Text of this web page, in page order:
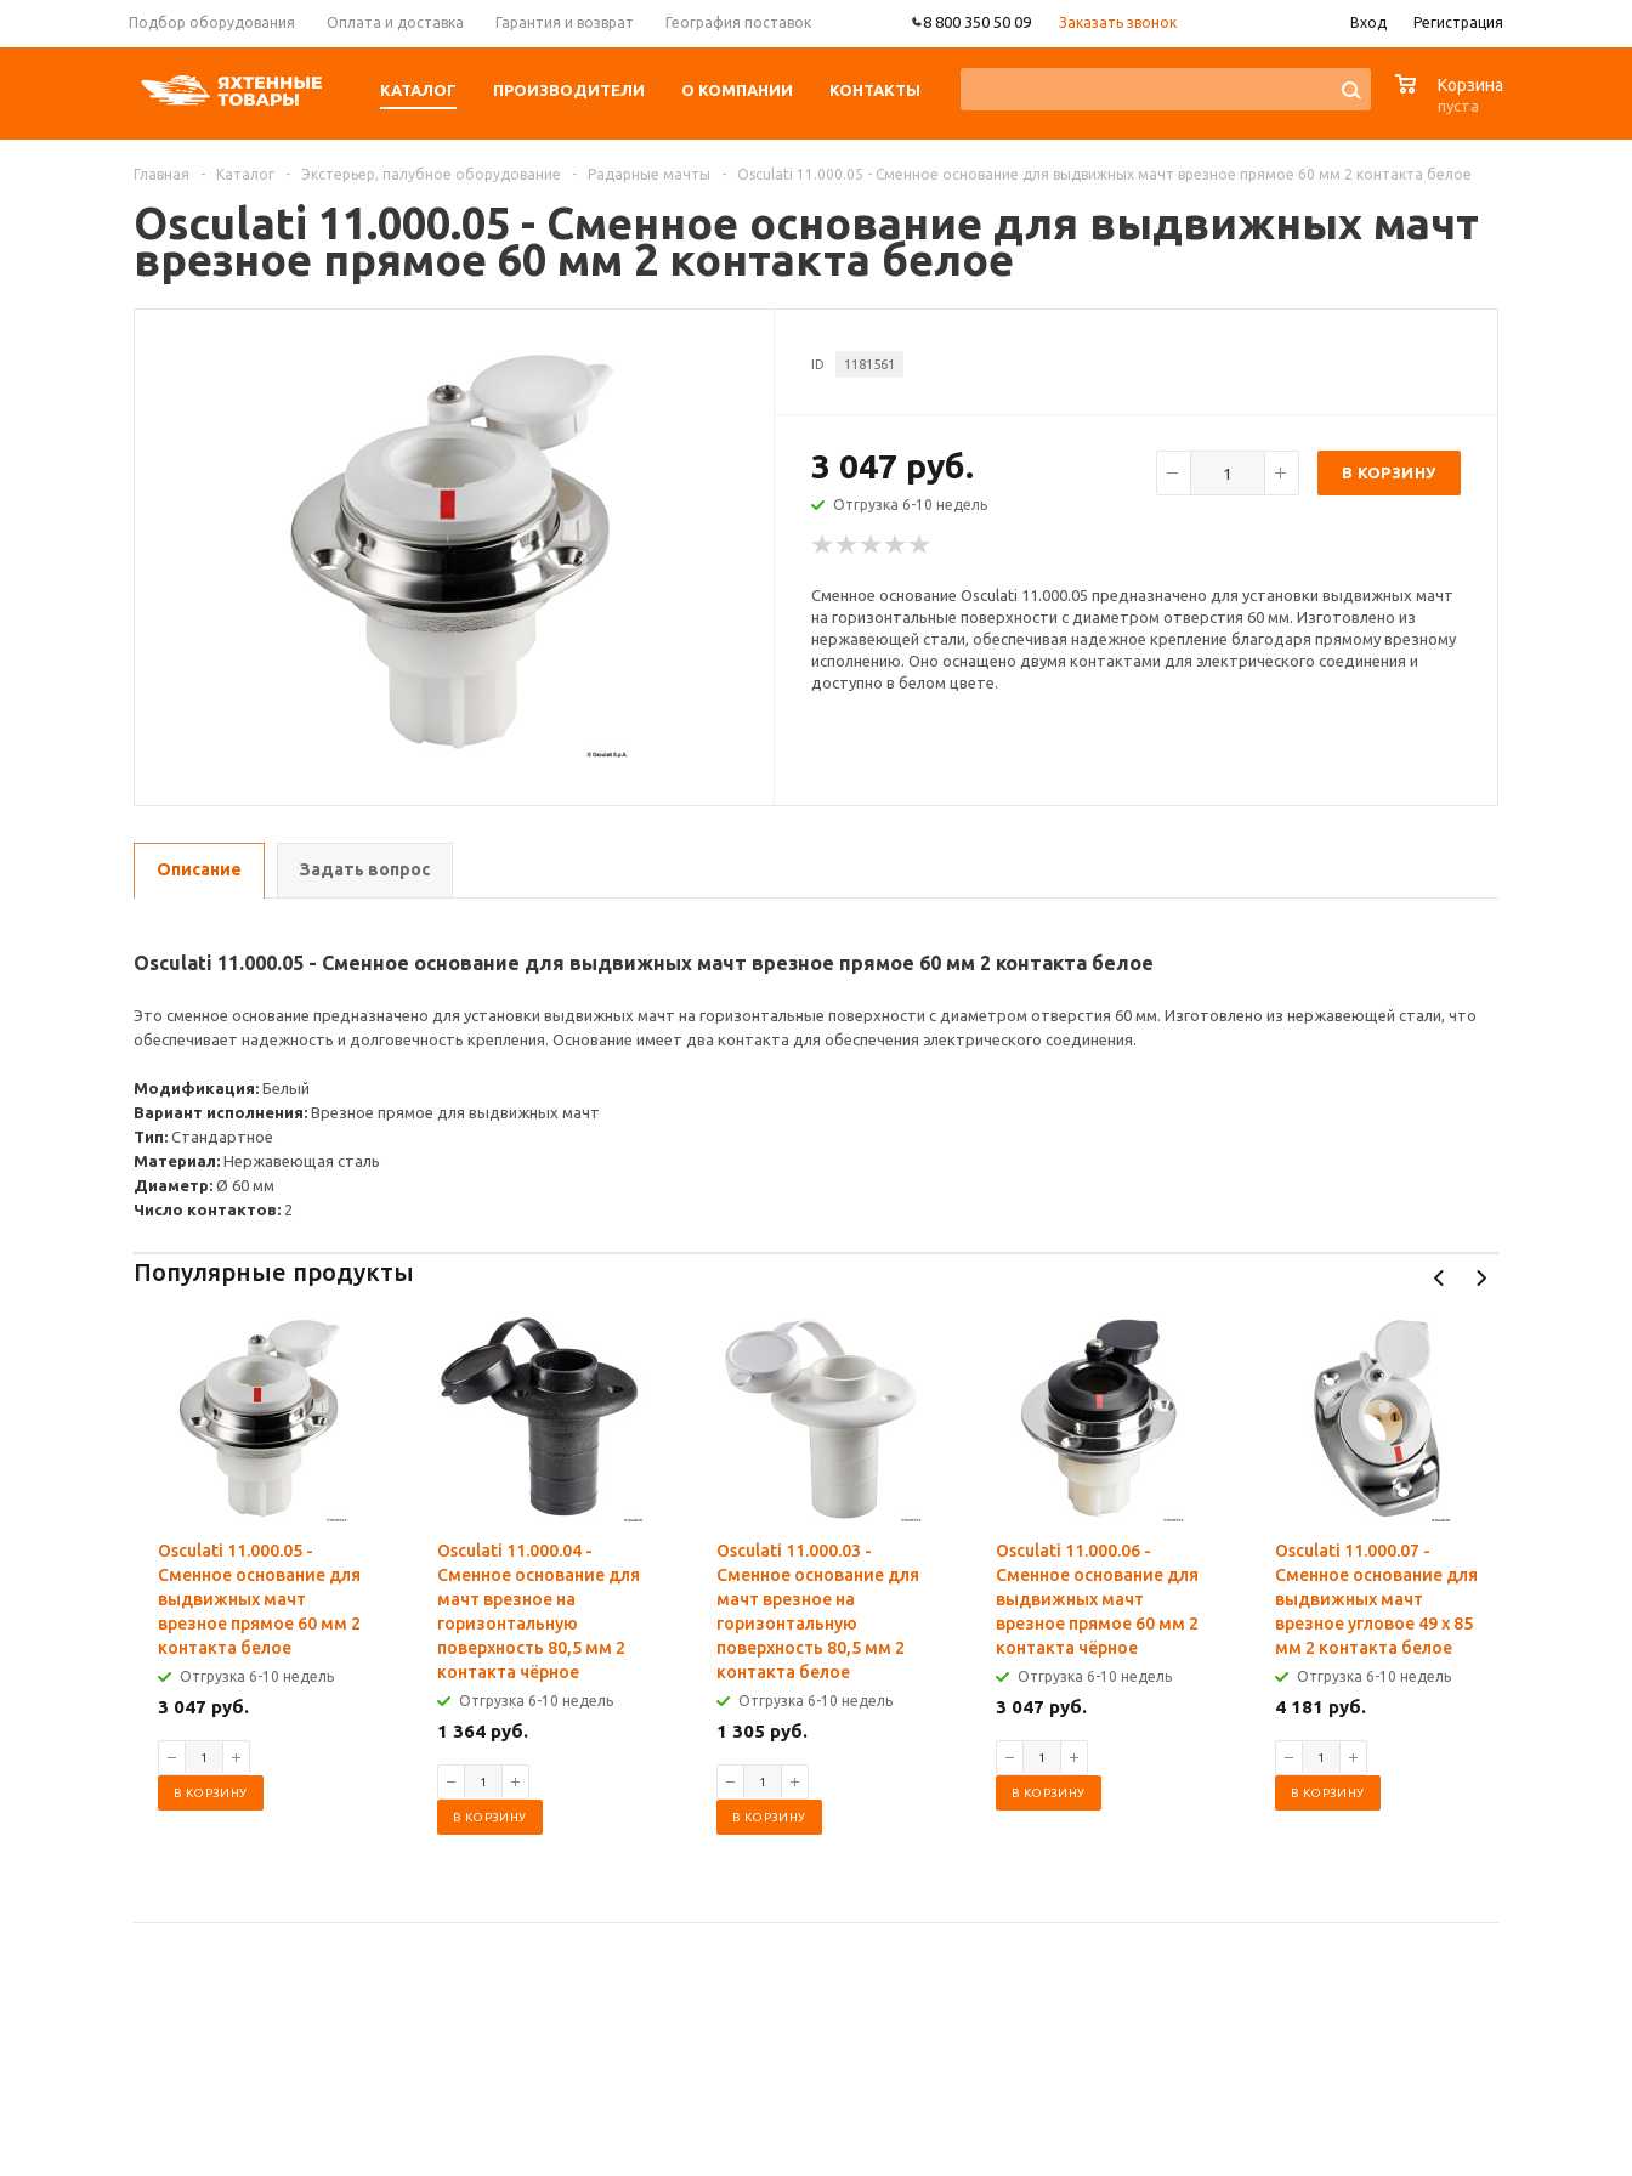
Подбор оборудования Оплата и доставка Гарантия и возврат География поставок 8 800 350 50 09 Заказать звонок Вход Регистрация
КАТАЛОГ ПРОИЗВОДИТЕЛИ О КОМПАНИИ КОНТАКТЫ Корзина
пуста
Главная - Каталог - Экстерьер, палубное оборудование - Радарные мачты - Osculati 11.000.05 - Сменное основание для выдвижных мачт врезное прямое 60 мм 2 контакта белое
Osculati 11.000.05 - Сменное основание для выдвижных мачт
врезное прямое 60 мм 2 контакта белое
ID 1181561
3 047 руб.
Отгрузка 6-10 недель
В КОРЗИНУ
Сменное основание Osculati 11.000.05 предназначено для установки выдвижных мачт
на горизонтальные поверхности с диаметром отверстия 60 мм. Изготовлено из
нержавеющей стали, обеспечивая надежное крепление благодаря прямому врезному
исполнению. Оно оснащено двумя контактами для электрического соединения и
доступно в белом цвете.
Описание Задать вопрос
Osculati 11.000.05 - Сменное основание для выдвижных мачт врезное прямое 60 мм 2 контакта белое
Это сменное основание предназначено для установки выдвижных мачт на горизонтальные поверхности с диаметром отверстия 60 мм. Изготовлено из нержавеющей стали, что
обеспечивает надежность и долговечность крепления. Основание имеет два контакта для обеспечения электрического соединения.
Модификация: Белый
Вариант исполнения: Врезное прямое для выдвижных мачт
Тип: Стандартное
Материал: Нержавеющая сталь
Диаметр: Ø 60 мм
Число контактов: 2
Популярные продукты
Osculati 11.000.05 -
Сменное основание для
выдвижных мачт
врезное прямое 60 мм 2
контакта белое
Отгрузка 6-10 недель
3 047 руб.
В КОРЗИНУ
Osculati 11.000.04 -
Сменное основание для
мачт врезное на
горизонтальную
поверхность 80,5 мм 2
контакта чёрное
Отгрузка 6-10 недель
1 364 руб.
В КОРЗИНУ
Osculati 11.000.03 -
Сменное основание для
мачт врезное на
горизонтальную
поверхность 80,5 мм 2
контакта белое
Отгрузка 6-10 недель
1 305 руб.
В КОРЗИНУ
Osculati 11.000.06 -
Сменное основание для
выдвижных мачт
врезное прямое 60 мм 2
контакта чёрное
Отгрузка 6-10 недель
3 047 руб.
В КОРЗИНУ
Osculati 11.000.07 -
Сменное основание для
выдвижных мачт
врезное угловое 49 x 85
мм 2 контакта белое
Отгрузка 6-10 недель
4 181 руб.
В КОРЗИНУ